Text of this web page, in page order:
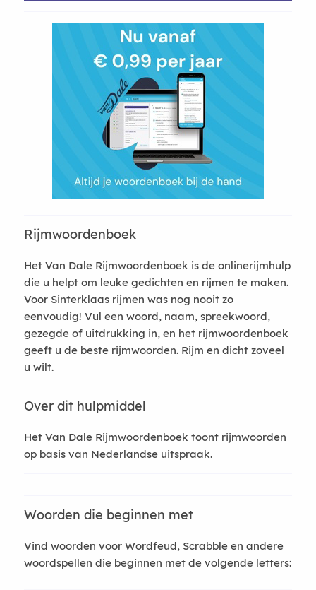
Rijmwoordenboek
Het Van Dale Rijmwoordenboek is de onlinerijmhulp
die u helpt om leuke gedichten en rijmen te maken.
Voor Sinterklaas rijmen was nog nooit zo
eenvoudig! Vul een woord, naam, spreekwoord,
gezegde of uitdrukking in, en het rijmwoordenboek
geeft u de beste rijmwoorden. Rijm en dicht zoveel
u wilt.
Over dit hulpmiddel
Het Van Dale Rijmwoordenboek toont rijmwoorden
op basis van Nederlandse uitspraak.
Woorden die beginnen met
Vind woorden voor Wordfeud, Scrabble en andere
woordspellen die beginnen met de volgende letters: